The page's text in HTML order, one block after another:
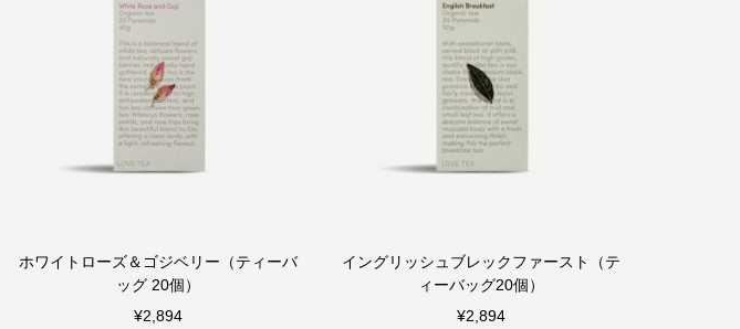
ホワイトローズ＆ゴジベリー（ティーバ
ッグ 20個）
¥2,894
イングリッシュブレックファースト（テ
ィーバッグ20個）
¥2,894